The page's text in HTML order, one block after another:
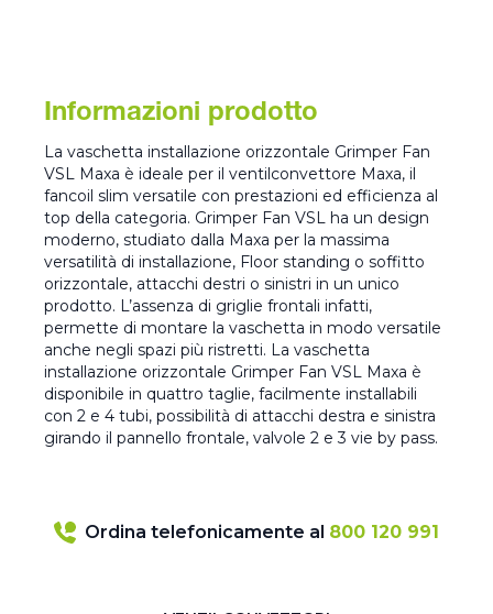
Informazioni prodotto
La vaschetta installazione orizzontale Grimper Fan
VSL Maxa è ideale per il ventilconvettore Maxa, il
fancoil slim versatile con prestazioni ed efficienza al
top della categoria. Grimper Fan VSL ha un design
moderno, studiato dalla Maxa per la massima
versatilità di installazione, Floor standing o soffitto
orizzontale, attacchi destri o sinistri in un unico
prodotto. L’assenza di griglie frontali infatti,
permette di montare la vaschetta in modo versatile
anche negli spazi più ristretti. La vaschetta
installazione orizzontale Grimper Fan VSL Maxa è
disponibile in quattro taglie, facilmente installabili
con 2 e 4 tubi, possibilità di attacchi destra e sinistra
girando il pannello frontale, valvole 2 e 3 vie by pass.
Ordina telefonicamente al 800 120 991